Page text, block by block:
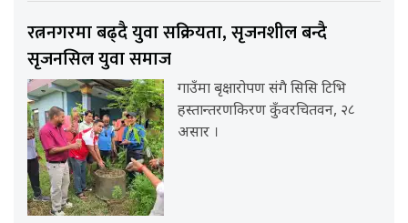
रत्ननगरमा बढ्दै युवा सक्रियता, सृजनशील बन्दै
सृजनसिल युवा समाज
गाउँमा बृक्षारोपण संगै सिसि टिभि
हस्तान्तरणकिरण कुँवरचितवन, २८
असार ।